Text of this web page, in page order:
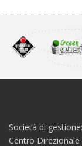
Società di
Centro